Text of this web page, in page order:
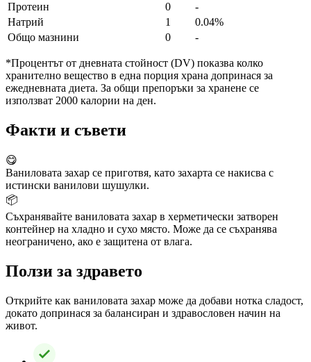
Протеин
0
-
Натрий
1
0.04%
Общо мазнини
0 -
*Процентът от дневната стойност (DV) показва колко
хранително вещество в една порция храна допринася за
ежедневната диета. За общи препоръки за хранене се
използват 2000 калории на ден.
Факти и съвети
😋
Ваниловата захар се приготвя, като захарта се накисва с
истински ванилови шушулки.
📦
Съхранявайте ваниловата захар в херметически затворен
контейнер на хладно и сухо място. Може да се съхранява
неограничено, ако е защитена от влага.
Ползи за здравето
Открийте как ваниловата захар може да добави нотка сладост,
докато допринася за балансиран и здравословен начин на
живот.